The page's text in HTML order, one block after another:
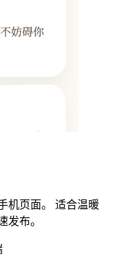
机页面。 适合温暖
发布。